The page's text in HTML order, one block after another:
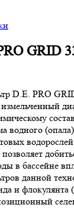
GRID
D.E. PRO
водного
в бассейне
данной
и флокулянта